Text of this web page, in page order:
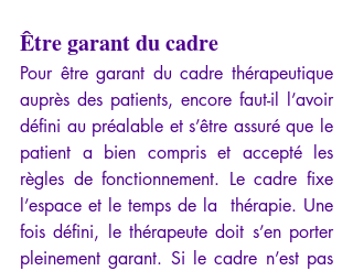
Être garant du cadre
Pour être garant du cadre thérapeutique
auprès des patients, encore faut-il l’avoir
défini au préalable et s’être assuré que le
patient a bien compris et accepté les
règles de fonctionnement. Le cadre fixe
l’espace et le temps de la  thérapie. Une
fois défini, le thérapeute doit s’en porter
pleinement garant. Si le cadre n’est pas